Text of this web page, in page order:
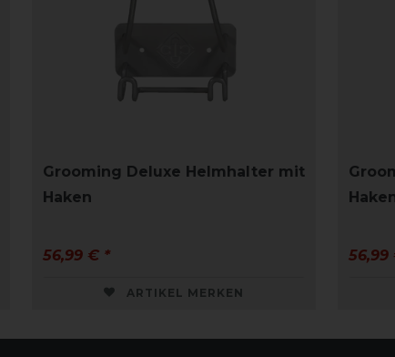
Grooming Deluxe Helmhalter mit
Haken
56,99 € *
ARTIKEL MERKEN
56,99